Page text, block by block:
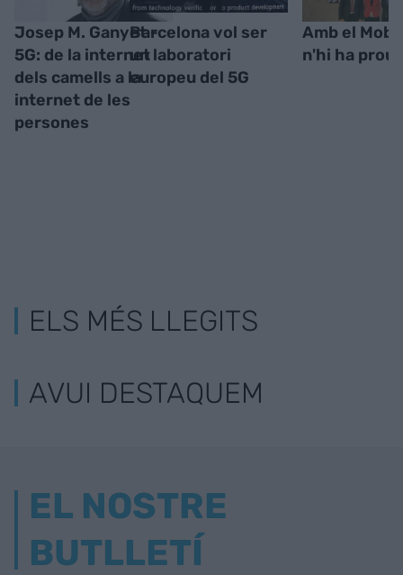
Josep M. Ganyet -
5G: de la internet
dels camells a la
internet de les
persones
Barcelona vol ser
un laboratori
europeu del 5G
Amb el
n'hi ha prou
ELS MÉS LLEGITS
AVUI DESTAQUEM
EL NOSTRE
BUTLLETÍ